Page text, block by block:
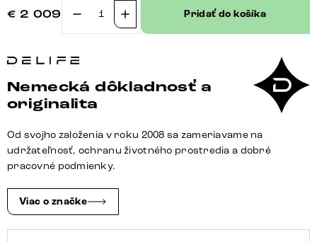
€ 2 009
množstvo
pohovka
230x155
cm
imitácia
kože
vintage
ležadlo
variabilné
s
Pridať do košíka
Nemecká dôkladnosť a
originalita
Od svojho založenia v roku 2008 sa zameriavame na
udržateľnosť, ochranu životného prostredia a dobré
pracovné podmienky.
Viac o značke